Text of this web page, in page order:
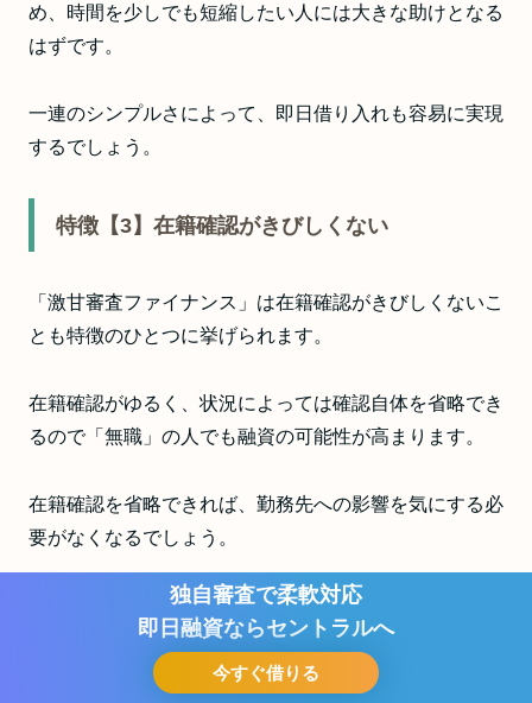
め、時間を少しでも短縮したい人には大きな助けとなる
はずです。
一連のシンプルさによって、即日借り入れも容易に実現
するでしょう。
特徴【3】在籍確認がきびしくない
「激甘審査ファイナンス」は在籍確認がきびしくないこ
とも特徴のひとつに挙げられます。
在籍確認がゆるく、状況によっては確認自体を省略でき
るので「無職」の人でも融資の可能性が高まります。
在籍確認を省略できれば、勤務先への影響を気にする必
要がなくなるでしょう。
「同僚に知られるんじゃないか…」と悩む人にはうれし
い配慮といえます。
独自審査で柔軟対応
即日融資ならセントラルへ
今すぐ借りる